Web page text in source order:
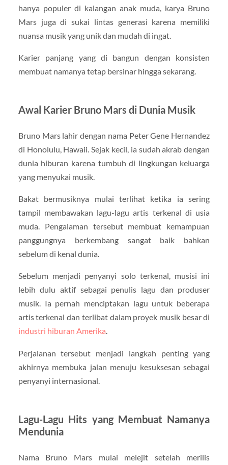
hanya populer di kalangan anak muda, karya Bruno
Mars juga di sukai lintas generasi karena memiliki
nuansa musik yang unik dan mudah di ingat.
Karier panjang yang di bangun dengan konsisten
membuat namanya tetap bersinar hingga sekarang.
Awal Karier Bruno Mars di Dunia Musik
Bruno Mars lahir dengan nama Peter Gene Hernandez
di Honolulu, Hawaii. Sejak kecil, ia sudah akrab dengan
dunia hiburan karena tumbuh di lingkungan keluarga
yang menyukai musik.
Bakat bermusiknya mulai terlihat ketika ia sering
tampil membawakan lagu-lagu artis terkenal di usia
muda. Pengalaman tersebut membuat kemampuan
panggungnya berkembang sangat baik bahkan
sebelum di kenal dunia.
Sebelum menjadi penyanyi solo terkenal, musisi ini
lebih dulu aktif sebagai penulis lagu dan produser
musik. Ia pernah menciptakan lagu untuk beberapa
artis terkenal dan terlibat dalam proyek musik besar di
industri hiburan Amerika.
Perjalanan tersebut menjadi langkah penting yang
akhirnya membuka jalan menuju kesuksesan sebagai
penyanyi internasional.
Lagu-Lagu Hits yang Membuat Namanya
Mendunia
Nama Bruno Mars mulai melejit setelah merilis